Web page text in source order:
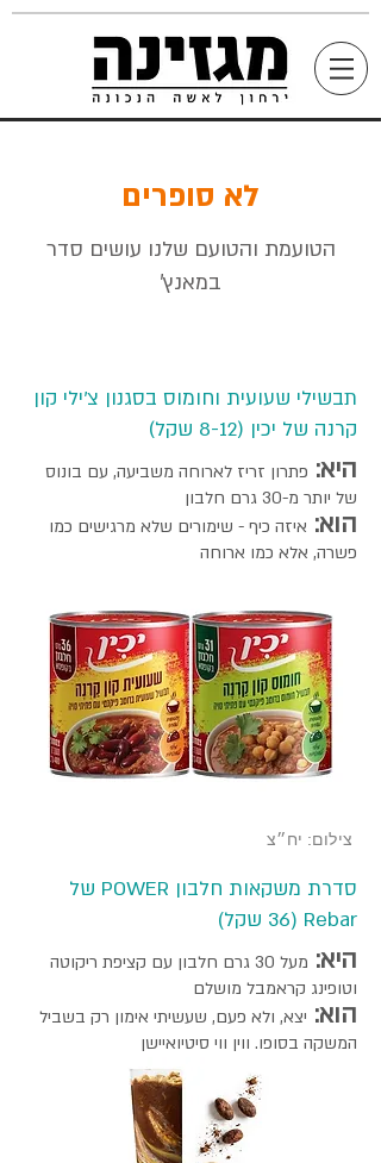
לא סופרים
הטועמת והטועם שלנו עושים סדר
במאנץ'
תבשילי שעועית וחומוס בסגנון צ'ילי קון
קרנה של יכין (8-12 שקל)
היא: פתרון זריז לארוחה משביעה, עם בונוס
של יותר מ-30 גרם חלבון
הוא: איזה כיף - שימורים שלא מרגישים כמו
פשרה, אלא כמו ארוחה
צילום: יח״צ
סדרת משקאות חלבון POWER של
Rebar (36 שקל)
היא:
מעל 30 גרם חלבון עם קציפת ריקוטה
וטופינג קראמבל מושלם
הוא: יצא, ולא פעם, שעשיתי אימון רק בשביל
המשקה בסופו. ווין ווי סיטיואיישן